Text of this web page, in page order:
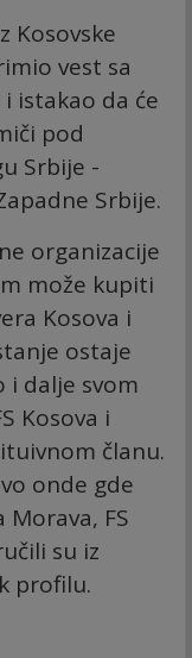
Kosovske
vest sa
istakao da će
pod
Srbije -
Srbije.
organizacije
može kupiti
Kosova i
ostaje
i dalje svom
Kosova i
članu.
onde gde
FS
su iz
profilu.